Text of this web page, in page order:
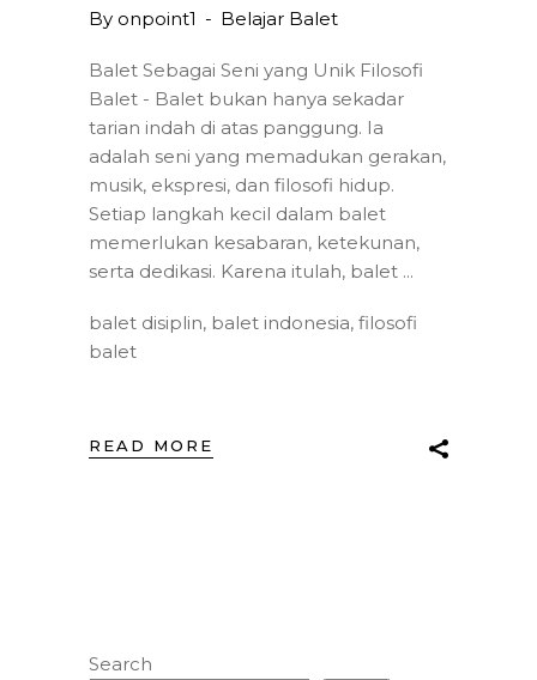
By onpoint1 Belajar Balet
Balet Sebagai Seni yang Unik Filosofi
Balet - Balet bukan hanya sekadar
tarian indah di atas panggung. Ia
adalah seni yang memadukan gerakan,
musik, ekspresi, dan filosofi hidup.
Setiap langkah kecil dalam balet
memerlukan kesabaran, ketekunan,
serta dedikasi. Karena itulah, balet
balet disiplin, balet indonesia, filosofi
balet
READ MORE
Search